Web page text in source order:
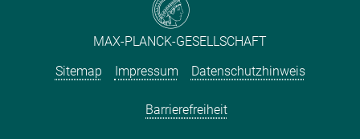
MAX-PLANCK-GESELLSCHAFT
Sitemap
Impressum Datenschutzhinweis
Barrierefreiheit